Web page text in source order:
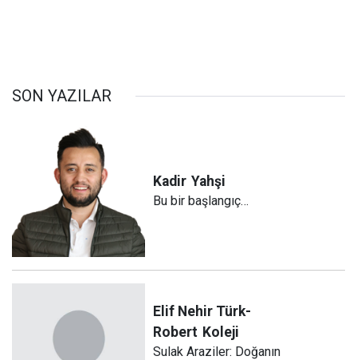
SON YAZILAR
Kadir Yahşi
Bu bir başlangıç…
Elif Nehir Türk-
Robert Koleji
Sulak Araziler: Doğanın